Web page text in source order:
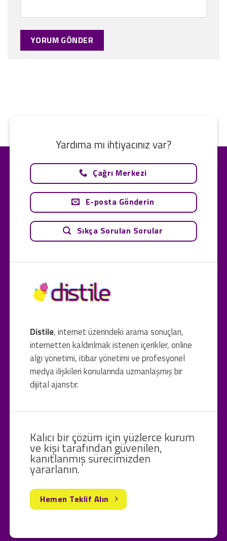
Distile, internet üzerindeki arama sonuçları,
internetten kaldırılmak istenen içerikler, online
algı yönetimi, itibar yönetimi ve profesyonel
medya ilişkileri konularında uzmanlaşmış bir
dijital ajanstır.
Yardıma mı ihtiyacınız var?
Çağrı Merkezi
E-posta Gönderin
Sıkça Sorulan Sorular
Kalıcı bir çözüm için yüzlerce kurum
ve kişi tarafından güvenilen,
kanıtlanmış sürecimizden
yararlanın.
Hemen Teklif Alın